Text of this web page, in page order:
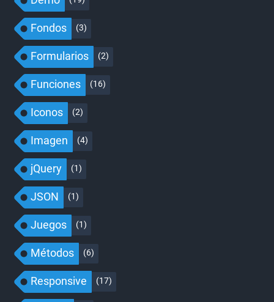
Fondos (3)
Formularios (2)
Funciones (16)
Iconos (2)
Imagen (4)
jQuery (1)
JSON (1)
Juegos (1)
Métodos (6)
Responsive (17)